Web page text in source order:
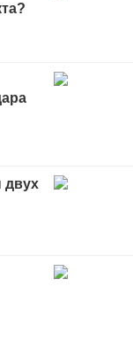
двух